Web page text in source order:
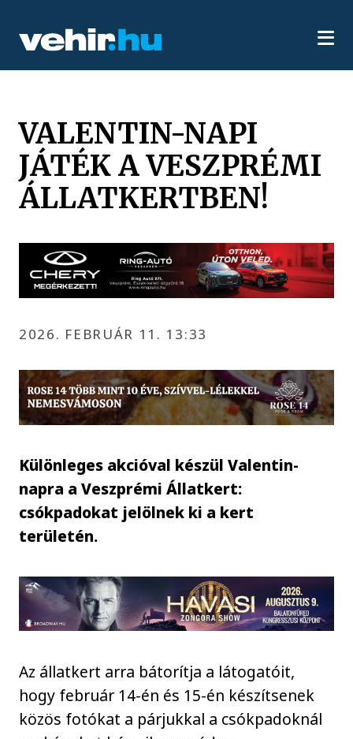
VALENTIN-NAPI
JÁTÉK A VESZPRÉMI
ÁLLATKERTBEN!
2026. FEBRUÁR 11. 13:33
Különleges akcióval készül Valentin-
napra a Veszprémi Állatkert:
csókpadokat jelölnek ki a kert
területén.
Az állatkert arra bátorítja a látogatóit,
hogy február 14-én és 15-én készítsenek
közös fotókat a párjukkal a csókpadoknál